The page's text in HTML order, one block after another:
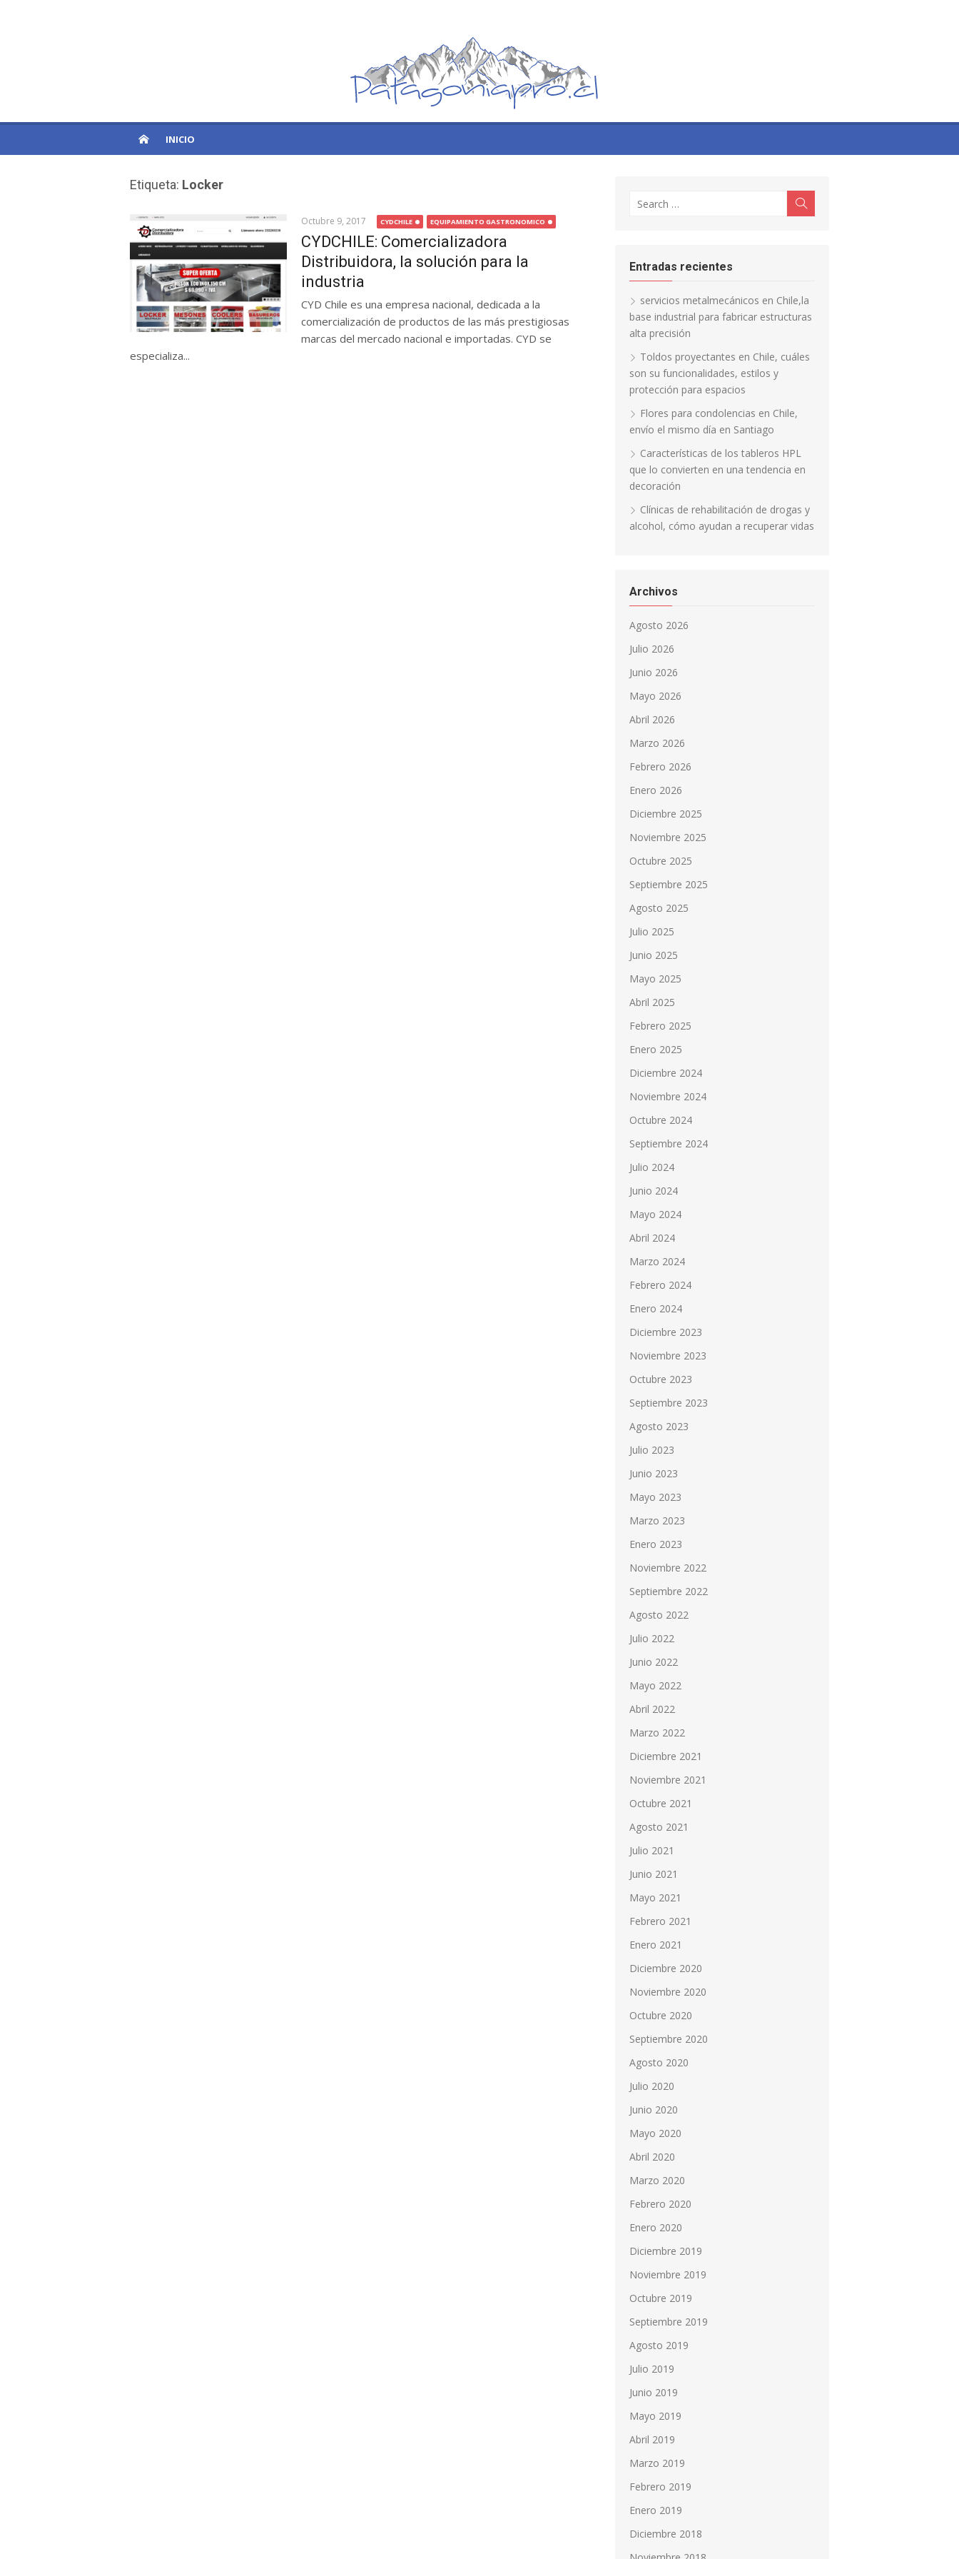
INICIO
Etiqueta: Locker
Octubre 9, 2017 CYDCHILE EQUIPAMIENTO GASTRONOMICO
CYDCHILE: Comercializadora
Distribuidora, la solución para la
industria
CYD Chile es una empresa nacional, dedicada a la
comercialización de productos de las más prestigiosas
marcas del mercado nacional e importadas. CYD se
especializa...
for:
Entradas recientes
servicios metalmecánicos en Chile,la
base industrial para fabricar estructuras
alta precisión
Toldos proyectantes en Chile, cuáles
son su funcionalidades, estilos y
protección para espacios
Flores para condolencias en Chile,
envío el mismo día en Santiago
Características de los tableros HPL
que lo convierten en una tendencia en
decoración
Clínicas de rehabilitación de drogas y
alcohol, cómo ayudan a recuperar vidas
Archivos
Agosto 2026
Julio 2026
Junio 2026
Mayo 2026
Abril 2026
Marzo 2026
Febrero 2026
Enero 2026
Diciembre 2025
Noviembre 2025
Octubre 2025
Septiembre 2025
Agosto 2025
Julio 2025
Junio 2025
Mayo 2025
Abril 2025
Febrero 2025
Enero 2025
Diciembre 2024
Noviembre 2024
Octubre 2024
Septiembre 2024
Julio 2024
Junio 2024
Mayo 2024
Abril 2024
Marzo 2024
Febrero 2024
Enero 2024
Diciembre 2023
Noviembre 2023
Octubre 2023
Septiembre 2023
Agosto 2023
Julio 2023
Junio 2023
Mayo 2023
Marzo 2023
Enero 2023
Noviembre 2022
Septiembre 2022
Agosto 2022
Julio 2022
Junio 2022
Mayo 2022
Abril 2022
Marzo 2022
Diciembre 2021
Noviembre 2021
Octubre 2021
Agosto 2021
Julio 2021
Junio 2021
Mayo 2021
Febrero 2021
Enero 2021
Diciembre 2020
Noviembre 2020
Octubre 2020
Septiembre 2020
Agosto 2020
Julio 2020
Junio 2020
Mayo 2020
Abril 2020
Marzo 2020
Febrero 2020
Enero 2020
Diciembre 2019
Noviembre 2019
Octubre 2019
Septiembre 2019
Agosto 2019
Julio 2019
Junio 2019
Mayo 2019
Abril 2019
Marzo 2019
Febrero 2019
Enero 2019
Diciembre 2018